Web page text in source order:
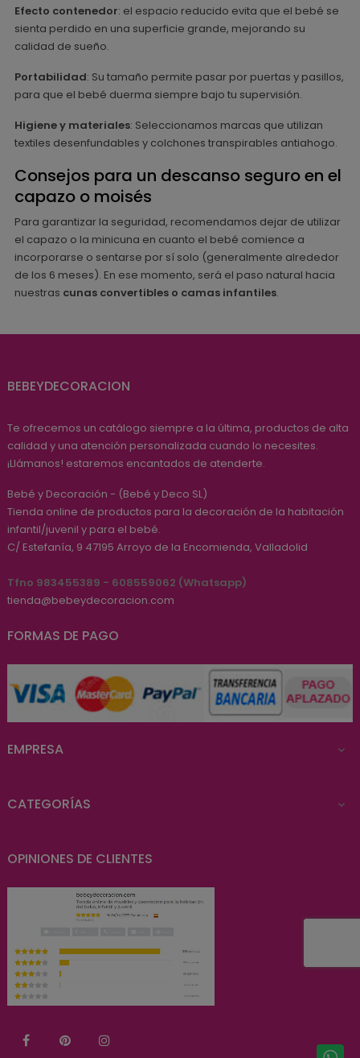
Efecto contenedor: el espacio reducido evita que el bebé se
sienta perdido en una superficie grande, mejorando su
calidad de sueño.
Portabilidad: Su tamaño permite pasar por puertas y pasillos,
para que el bebé duerma siempre bajo tu supervisión.
Higiene y materiales: Seleccionamos marcas que utilizan
textiles desenfundables y colchones transpirables antiahogo.
Consejos para un descanso seguro en el
capazo o moisés
Para garantizar la seguridad, recomendamos dejar de utilizar
el capazo o la minicuna en cuanto el bebé comience a
incorporarse o sentarse por sí solo (generalmente alrededor
de los 6 meses). En ese momento, será el paso natural hacia
nuestras cunas convertibles o camas infantiles.
BEBEYDECORACION
Te ofrecemos un catálogo siempre a la última, productos de alta
calidad y una atención personalizada cuando lo necesites.
¡Llámanos! estaremos encantados de atenderte.
Bebé y Decoración - (Bebé y Deco SL)
Tienda online de productos para la decoración de la habitación
infantil/juvenil y para el bebé.
C/ Estefanía, 9 47195 Arroyo de la Encomienda, Valladolid
Tfno 983455389 - 608559062 (Whatsapp)
tienda@bebeydecoracion.com
FORMAS DE PAGO
EMPRESA 
CATEGORÍAS 
OPINIONES DE CLIENTES
FacebookPinterest